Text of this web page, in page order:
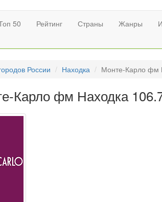
50 Рейтинг Страны Жанры
России Находка Монте-Карло фм
Карло фм Находка